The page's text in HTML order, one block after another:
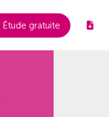
Étude gratuite